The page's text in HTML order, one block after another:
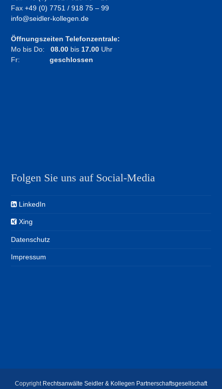
Fax+49 (0) 7751 / 918 75 – 99
info@seidler-kollegen.de
Öffnungszeiten Telefonzentrale:
Mo bis Do:08.00 bis17.00 Uhr
Fr:geschlossen
Folgen Sie uns auf Social-Media
LinkedIn
Xing
Datenschutz
Impressum
Copyright Rechtsanwälte Seidler & Kollegen Partnerschaftsgesellschaft